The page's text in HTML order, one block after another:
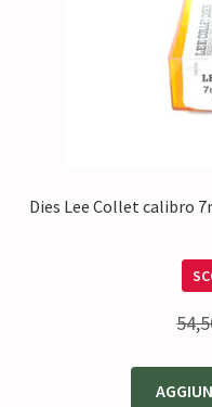
Dies Lee Collet calibro